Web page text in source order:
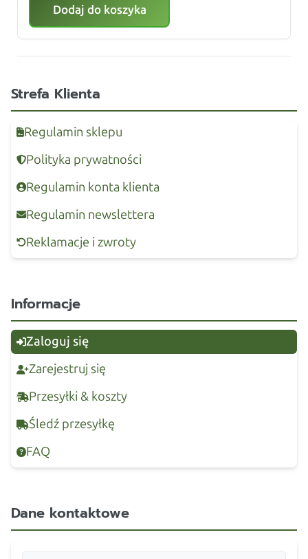
Dodaj do koszyka
Strefa Klienta
Regulamin sklepu
Polityka prywatności
Regulamin konta klienta
Regulamin newslettera
Reklamacje i zwroty
Informacje
Zaloguj się
Zarejestruj się
Przesyłki & koszty
Śledź przesyłkę
FAQ
Dane kontaktowe